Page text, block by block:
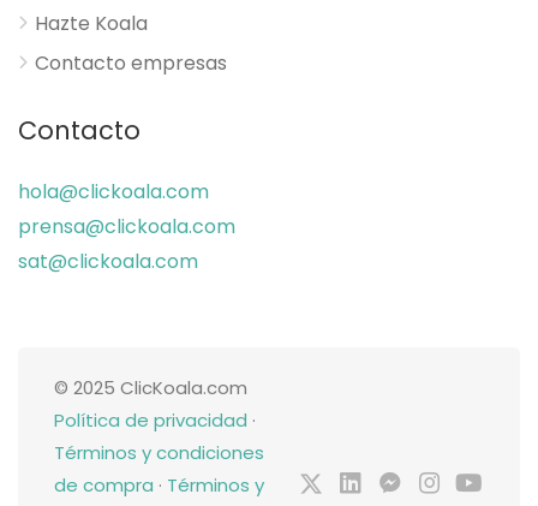
Hazte Koala
Contacto empresas
Contacto
hola@clickoala.com
prensa@clickoala.com
sat@clickoala.com
© 2025 ClicKoala.com
Política de privacidad ·
Términos y condiciones
de compra · Términos y